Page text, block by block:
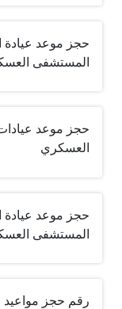
حجز موعد عيادة
المستشفى
حجز موعد
العسكري
حجز موعد عيادة
المستشفى
رقم حجز مواعيد